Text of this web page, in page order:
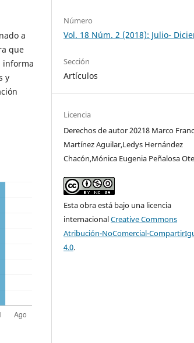
a
que
informa
y
Número
Vol. 18 Núm. 2 (2018): Julio-
Sección
Artículos
Licencia
Derechos de autor 20218 Marco
Martínez Aguilar,Ledys Hernández
Chacón,Mónica Eugenia Peñalosa
Esta obra está bajo una licencia
internacionalCreative Commons
Atribución-NoComercial-
4.0.